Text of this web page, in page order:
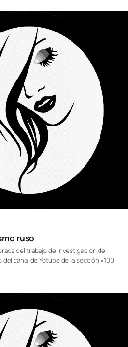
ruso
del trabajo de investigación de
canal de Yotube de la sección «100